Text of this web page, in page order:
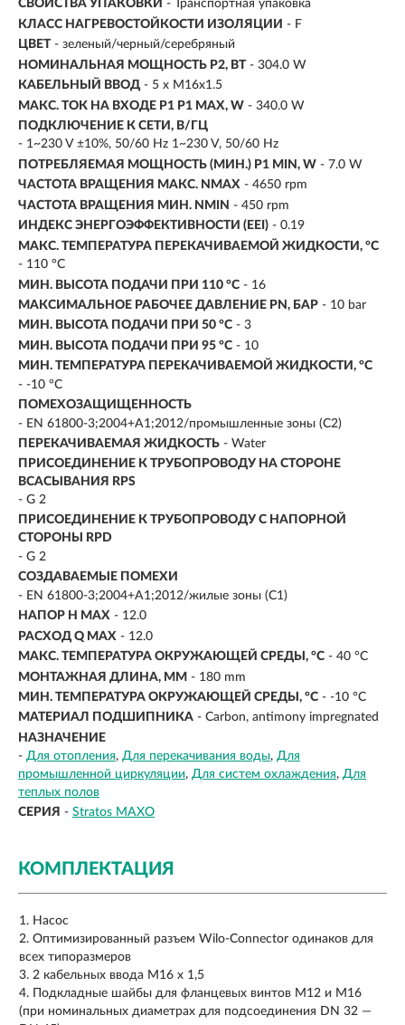
СВОЙСТВА УПАКОВКИ - Транспортная упаковка
КЛАСС НАГРЕВОСТОЙКОСТИ ИЗОЛЯЦИИ - F
ЦВЕТ - зеленый/черный/серебряный
НОМИНАЛЬНАЯ МОЩНОСТЬ Р2, ВТ - 304.0 W
КАБЕЛЬНЫЙ ВВОД - 5 x M16x1.5
МАКС. ТОК НА ВХОДЕ Р1 P1 MAX, W - 340.0 W
ПОДКЛЮЧЕНИЕ К СЕТИ, В/ГЦ
- 1~230 V ±10%, 50/60 Hz 1~230 V, 50/60 Hz
ПОТРЕБЛЯЕМАЯ МОЩНОСТЬ (МИН.) P1 MIN, W - 7.0 W
ЧАСТОТА ВРАЩЕНИЯ МАКС. NMAX - 4650 rpm
ЧАСТОТА ВРАЩЕНИЯ МИН. NMIN - 450 rpm
ИНДЕКС ЭНЕРГОЭФФЕКТИВНОСТИ (EEI) - 0.19
МАКС. ТЕМПЕРАТУРА ПЕРЕКАЧИВАЕМОЙ ЖИДКОСТИ, °C
- 110 °C
МИН. ВЫСОТА ПОДАЧИ ПРИ 110 °C - 16
МАКСИМАЛЬНОЕ РАБОЧЕЕ ДАВЛЕНИЕ PN, БАР - 10 bar
МИН. ВЫСОТА ПОДАЧИ ПРИ 50 °C - 3
МИН. ВЫСОТА ПОДАЧИ ПРИ 95 °C - 10
МИН. ТЕМПЕРАТУРА ПЕРЕКАЧИВАЕМОЙ ЖИДКОСТИ, °C
- -10 °C
ПОМЕХОЗАЩИЩЕННОСТЬ
- EN 61800-3;2004+A1;2012/промышленные зоны (C2)
ПЕРЕКАЧИВАЕМАЯ ЖИДКОСТЬ - Water
ПРИСОЕДИНЕНИЕ К ТРУБОПРОВОДУ НА СТОРОНЕ
ВСАСЫВАНИЯ RPS
- G 2
ПРИСОЕДИНЕНИЕ К ТРУБОПРОВОДУ С НАПОРНОЙ
СТОРОНЫ RPD
- G 2
СОЗДАВАЕМЫЕ ПОМЕХИ
- EN 61800-3;2004+A1;2012/жилые зоны (C1)
НАПОР H MAX - 12.0
РАСХОД Q MAX - 12.0
МАКС. ТЕМПЕРАТУРА ОКРУЖАЮЩЕЙ СРЕДЫ, °C - 40 °C
МОНТАЖНАЯ ДЛИНА, ММ - 180 mm
МИН. ТЕМПЕРАТУРА ОКРУЖАЮЩЕЙ СРЕДЫ, °C - -10 °C
МАТЕРИАЛ ПОДШИПНИКА - Carbon, antimony impregnated
НАЗНАЧЕНИЕ
- Для отопления Для перекачивания воды Для
промышленной циркуляции Для систем охлаждения Для
теплых полов
СЕРИЯ - Stratos MAXO
КОМПЛЕКТАЦИЯ
Насос
Оптимизированный разъем Wilo-Connector одинаков для
всех типоразмеров
2 кабельных ввода M16 x 1,5
Подкладные шайбы для фланцевых винтов M12 и M16
(при номинальных диаметрах для подсоединения DN 32 —